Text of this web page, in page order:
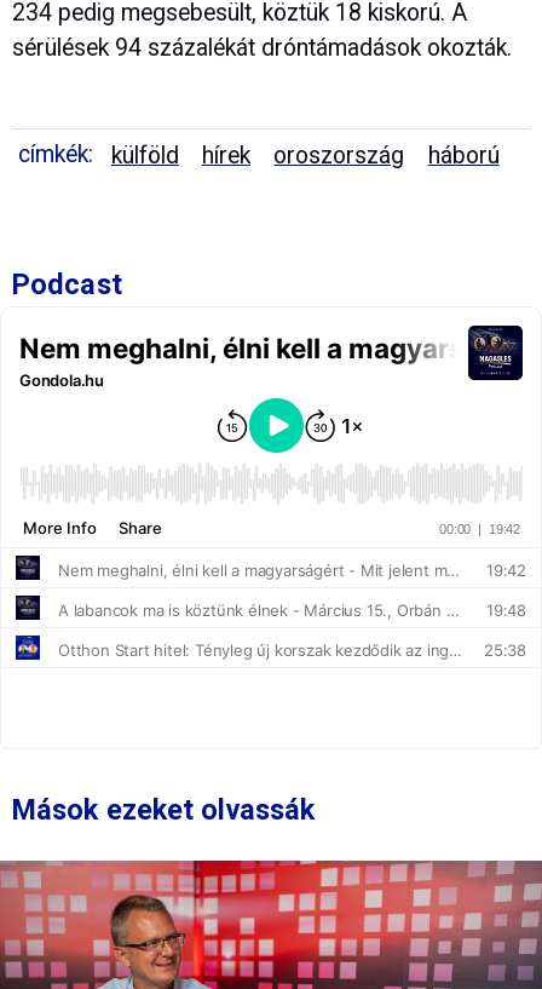
234 pedig megsebesült, köztük 18 kiskorú. A
sérülések 94 százalékát dróntámadások okozták.
címkék: külföld hírek oroszország háború
Podcast
Mások ezeket olvassák